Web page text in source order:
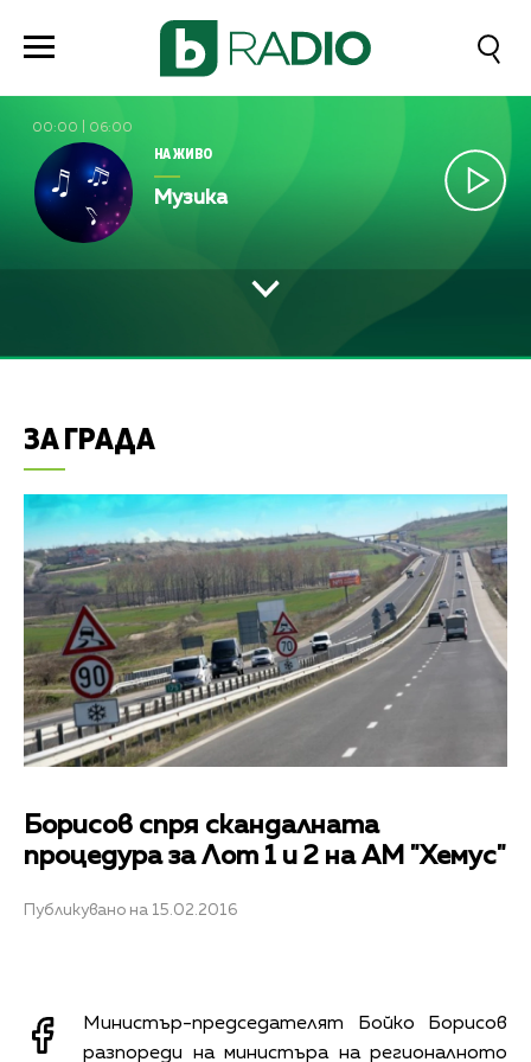
00:00 06:00
НА ЖИВО
Музика
ЗА ГРАДА
Борисов спря скандалната
процедура за Лот 1 и 2 на АМ "Хемус"
Публикувано на 15.02.2016
Министър-председателят Бойко Борисов
разпореди на министъра на регионалното